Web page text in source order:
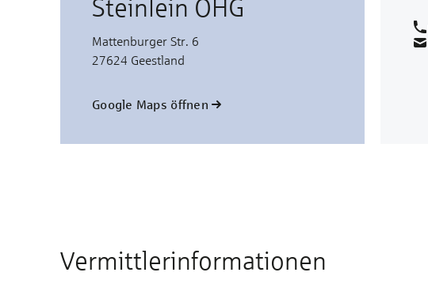
Steinlein OHG
Mattenburger Str. 6
27624 Geestland
Google Maps öffnen
Vermittlerinformationen